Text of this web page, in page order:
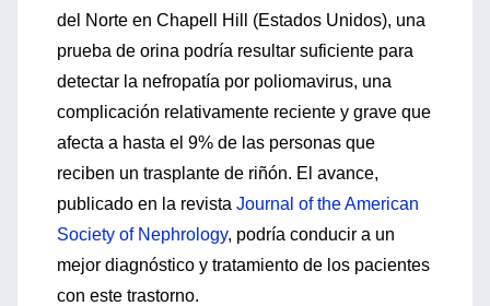
del Norte en Chapell Hill (Estados Unidos), una
prueba de orina podría resultar suficiente para
detectar la nefropatía por poliomavirus, una
complicación relativamente reciente y grave que
afecta a hasta el 9% de las personas que
reciben un trasplante de riñón. El avance,
publicado en la revista Journal of the American
Society of Nephrology, podría conducir a un
mejor diagnóstico y tratamiento de los pacientes
con este trastorno.